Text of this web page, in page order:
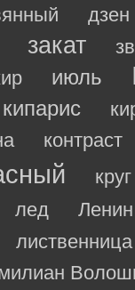
дзен
закат
июль
кипарис
контраст
круг
лед
Ленин
лиственница